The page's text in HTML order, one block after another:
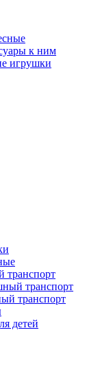
к ним
игрушки
транспорт
транспорт
транспорт
детей